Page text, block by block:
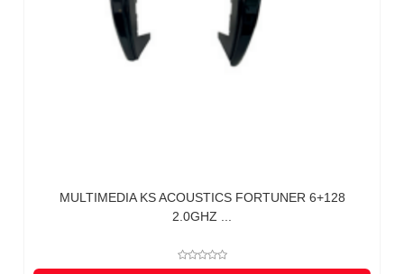
MULTIMEDIA KS ACOUSTICS FORTUNER 6+128
2.0GHZ ...